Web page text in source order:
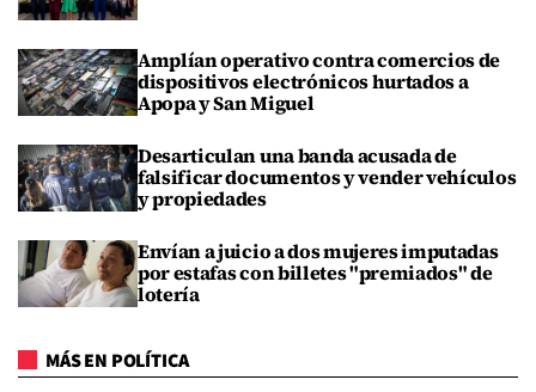
Amplían operativo contra comercios de
dispositivos electrónicos hurtados a
Apopa y San Miguel
Desarticulan una banda acusada de
falsificar documentos y vender vehículos
y propiedades
Envían a juicio a dos mujeres imputadas
por estafas con billetes "premiados" de
lotería
MÁS EN POLÍTICA